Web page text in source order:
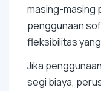
masing-masing
penggunaan
fleksibilitas
Jika penggunaan
segi biaya,